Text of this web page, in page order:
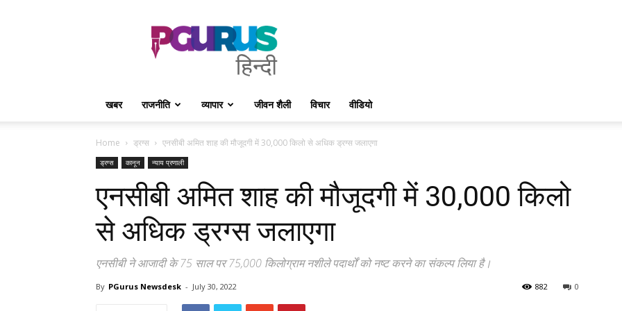
PGurus
Hindi
खबर राजनीति व्यापार जीवन शैली विचार वीडियो
Home ड्रग्स एनसीबी अमित शाह की मौजूदगी में 30,000 किलो से अधिक ड्रग्स जलाएगा
ड्रग्स कानून न्याय प्रणाली
एनसीबी अमित शाह की मौजूदगी में 30,000 किलो
से अधिक ड्रग्स जलाएगा
एनसीबी ने आजादी के 75 साल पर 75,000 किलोग्राम नशीले पदार्थों को नष्ट करने का संकल्प लिया है।
By PGurus Newsdesk - July 30, 2022 0
882